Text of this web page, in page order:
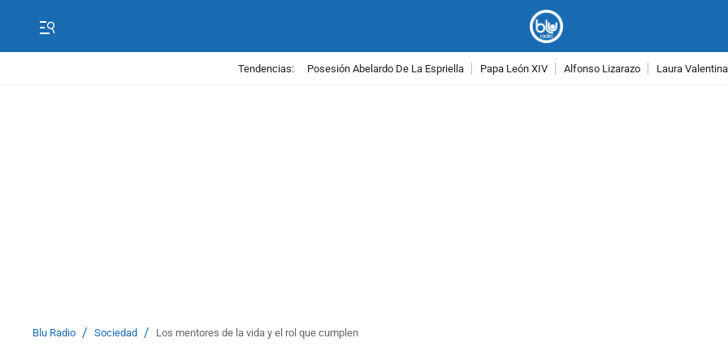
Tendencias: Posesión Abelardo De La Espriella Papa León XIV Alfonso Lizarazo Laura
Blu Radio / Sociedad / Los mentores de la vida y el rol que cumplen